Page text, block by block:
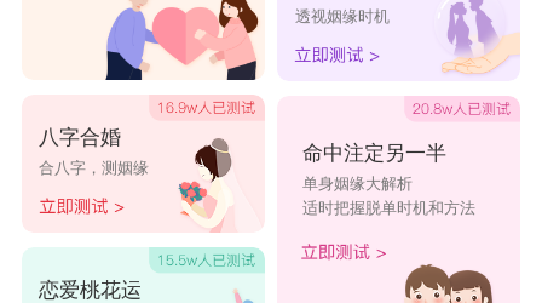
八字合婚
合八字，测姻缘
恋爱桃花运
透视姻缘时机
命中注定另一半
单身姻缘大解析
适时把握脱单时机和方法